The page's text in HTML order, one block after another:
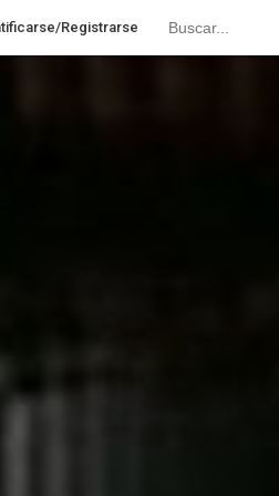
Registrarse